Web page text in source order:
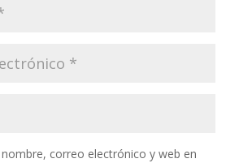
correo electrónico y web en